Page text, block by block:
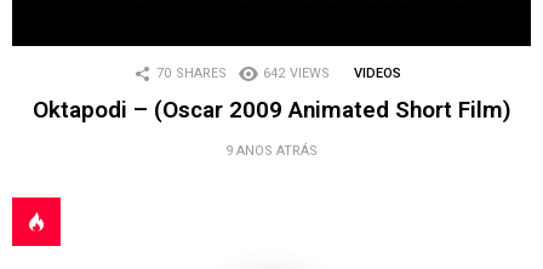
70 SHARES 642 VIEWS VIDEOS
Oktapodi – (Oscar 2009 Animated Short Film)
9 ANOS ATRÁS